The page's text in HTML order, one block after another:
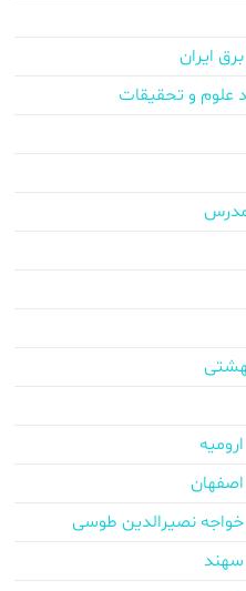
ایران
علوم و تحقیقات
نصیرالدین طوسی